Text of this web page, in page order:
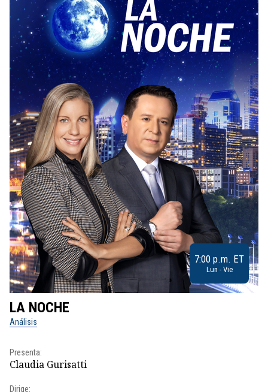
7:00 p.m. ET
Lun - Vie
LA NOCHE
Análisis
Presenta:
Claudia Gurisatti
Dirige: